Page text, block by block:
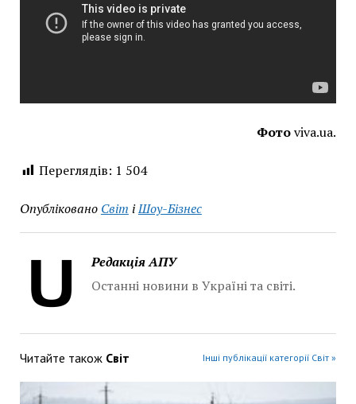
Фотоviva.ua.
Переглядів: 1 504
Опубліковано Світ іШоу-Бізнес
Редакція АПУ
Останні новини в Україні та світі.
Читайте також Світ Інші публікації категорії Світ »